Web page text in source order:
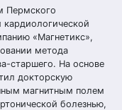
Пермского
кардиологической
«Магнетикс»,
метода
старшего. На основе
докторскую
магнитным полем
болезнью,